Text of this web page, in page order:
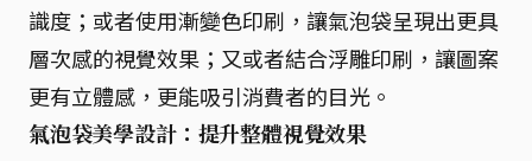
識度；或者使用漸變色印刷，讓氣泡袋呈現出更具
層次感的視覺效果；又或者結合浮雕印刷，讓圖案
更有立體感，更能吸引消費者的目光。
氣泡袋美學設計：提升整體視覺效果